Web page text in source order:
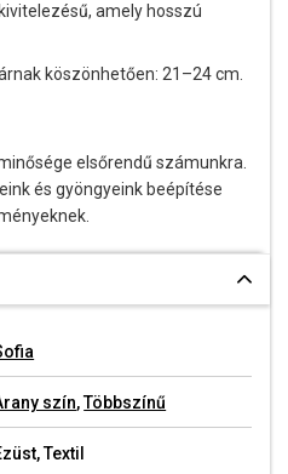
amely hosszú
köszönhetően: 21–24 cm.
elsőrendű számunkra.
és gyöngyeink beépítése
szín,Többszínű
Textil